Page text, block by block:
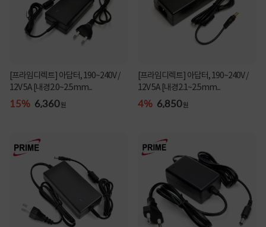
[프라임디렉트] 아답터, 190~240V /
12V 5A [내경2.0~2.5mm...
15% 6,360원
[프라임디렉트] 아답터, 190~240V /
12V 5A [내경2.1~2.5mm...
4% 6,850원